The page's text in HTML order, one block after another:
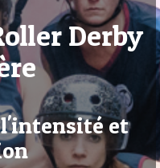
Derby
et